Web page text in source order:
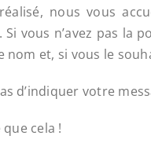
nous vous
vous n’avez pas la
et, si vous le
d’indiquer votre
cela !